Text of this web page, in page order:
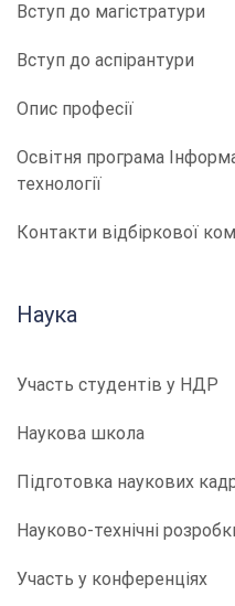
Вступ до магістратури
Вступ до аспірантури
Опис професії
​​Освітня програма
технології
Контакти відбіркової
Наука
Участь студентів у НДР
Наукова школа
Підготовка наукових
Науково-технічні
Участь у конференціях